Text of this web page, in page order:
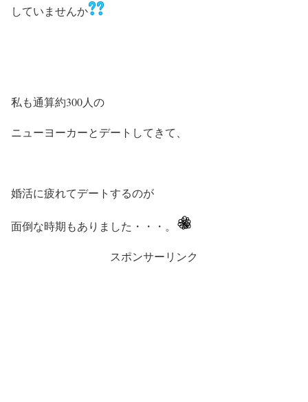
していませんか
私も通算約300人の
ニューヨーカーとデートしてきて、
婚活に疲れてデートするのが
面倒な時期もありました・・・。
スポンサーリンク